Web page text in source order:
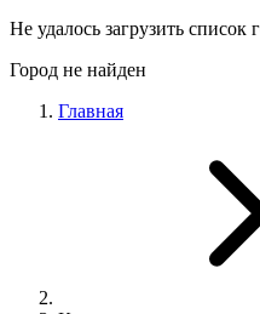
Не удалось загрузить
Город не найден
Главная